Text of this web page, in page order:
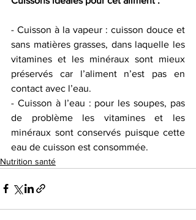
- Cuisson à la vapeur : cuisson douce et
sans matières grasses, dans laquelle les
vitamines et les minéraux sont mieux
préservés car l’aliment n’est pas en
contact avec l’eau.
- Cuisson à l’eau : pour les soupes, pas
de problème les vitamines et les
minéraux sont conservés puisque cette
eau de cuisson est consommée.
Nutrition santé